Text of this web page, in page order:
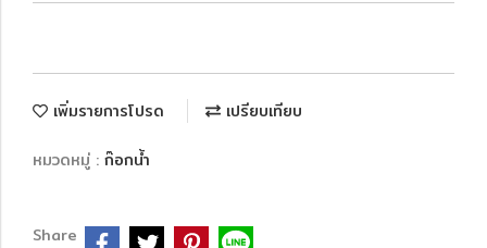
เพิ่มรายการโปรด เปรียบเทียบ
หมวดหมู่ : ก๊อกน้ำ
Share